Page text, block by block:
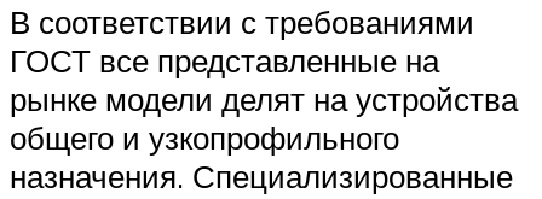
В соответствии с требованиями
ГОСТ все представленные на
рынке модели делят на устройства
общего и узкопрофильного
назначения. Специализированные